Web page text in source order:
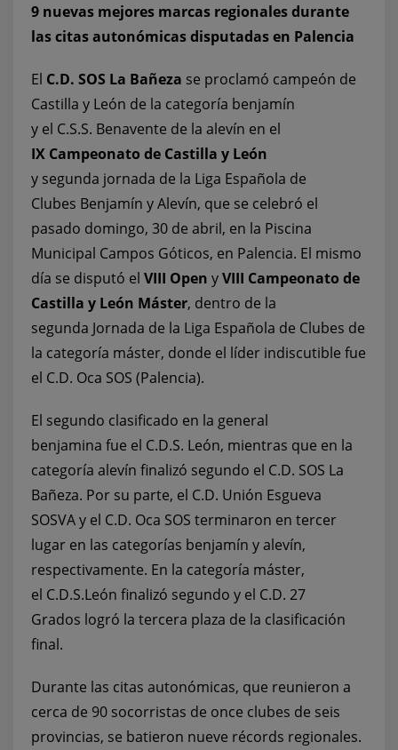
9 nuevas mejores marcas regionales durante
las citas autonómicas disputadas en Palencia
El C.D. SOS La Bañeza se proclamó campeón de
Castilla y León de la categoría benjamín
y el C.S.S. Benavente de la alevín en el
IX Campeonato de Castilla y León
y segunda jornada de la Liga Española de
Clubes Benjamín y Alevín, que se celebró el
pasado domingo, 30 de abril, en la Piscina
Municipal Campos Góticos, en Palencia. El mismo
día se disputó el VIII Open yVIII Campeonato de
Castilla y León Máster, dentro de la
segunda Jornada de la Liga Española de Clubes de
la categoría máster, donde el líder indiscutible fue
el C.D. Oca SOS (Palencia).
El segundo clasificado en la general
benjamina fue el C.D.S. León, mientras que en la
categoría alevín finalizó segundo el C.D. SOS La
Bañeza. Por su parte, el C.D. Unión Esgueva
SOSVA y el C.D. Oca SOS terminaron en tercer
lugar en las categorías benjamín y alevín,
respectivamente. En la categoría máster,
el C.D.S.León finalizó segundo y el C.D. 27
Grados logró la tercera plaza de la clasificación
final.
Durante las citas autonómicas, que reunieron a
cerca de 90 socorristas de once clubes de seis
provincias, se batieron nueve récords regionales.